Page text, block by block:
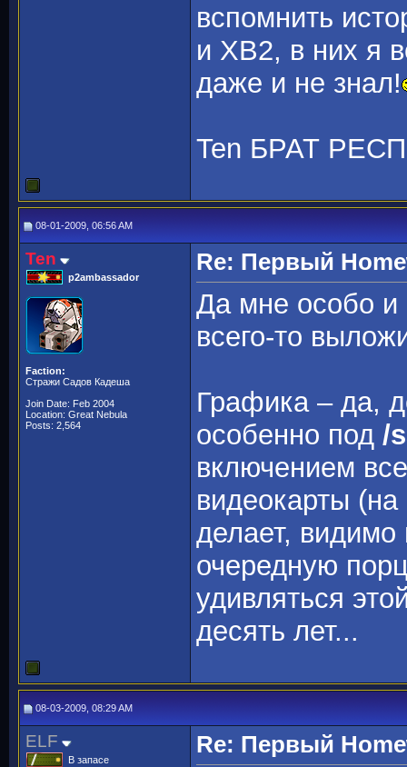
вспомнить
и ХВ2, в них я
даже и не знал!
Ten БРАТ
08-01-2009, 06:56 AM
Ten
p2ambassador
Faction:
Стражи Садов Кадеша
Join Date: Feb 2004
Location: Great Nebula
Posts: 2,564
Re: Первый
Да мне особо и
всего-то
Графика – да,
особенно под /
включением
видеокарты
делает, видимо
очередную
удивляться
десять лет...
08-03-2009, 08:29 AM
ELF
В запасе
Re: Первый